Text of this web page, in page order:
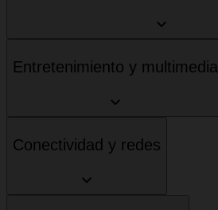
Entretenimiento y multimedia
Conectividad y redes